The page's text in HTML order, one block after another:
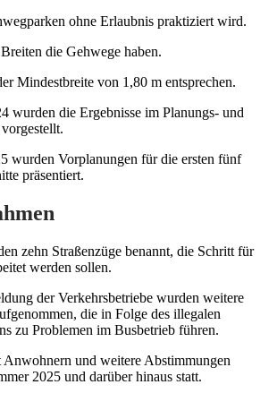
ohne Erlaubnis praktiziert wird.
die Gehwege haben.
Mindestbreite von 1,80 m entsprechen.
wurden die Ergebnisse im Planungs- und
wurden Vorplanungen für die ersten fünf
präsentiert.
zehn Straßenzüge benannt, die Schritt für
werden sollen.
der Verkehrsbetriebe wurden weitere
die in Folge des illegalen
zu Problemen im Busbetrieb führen.
Anwohnern und weitere Abstimmungen
2025 und darüber hinaus statt.